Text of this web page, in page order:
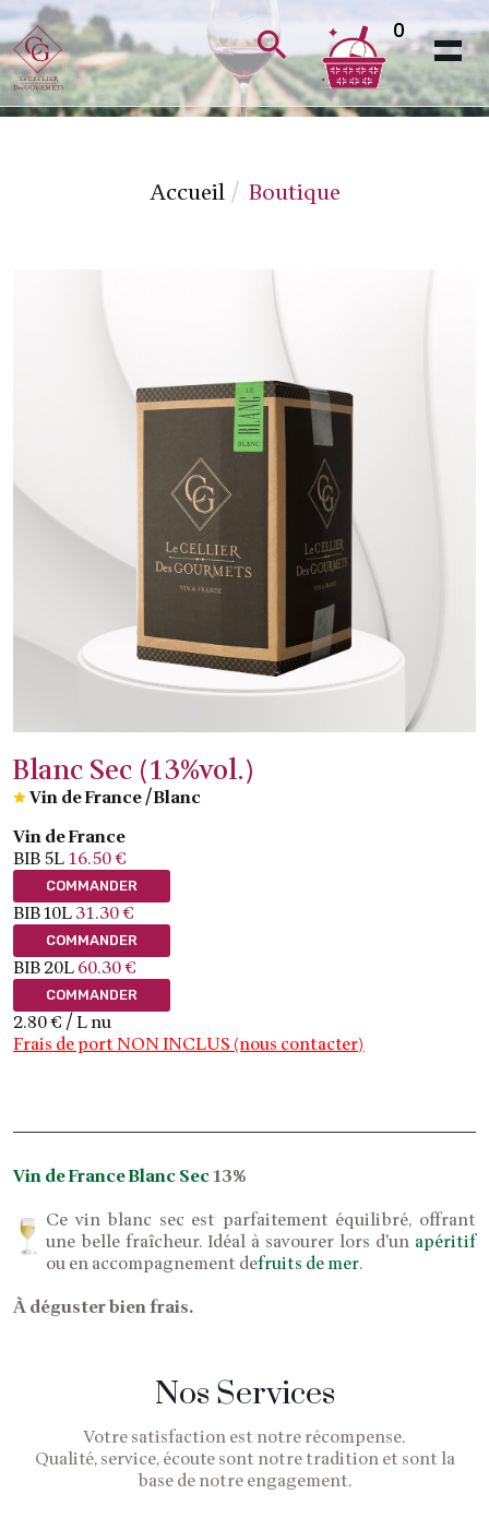
0
Accueil Boutique
Blanc Sec (13%vol.)
Vin de France/Blanc
Vin de France
BIB 5L16.50 €
COMMANDER
BIB 10L31.30 €
COMMANDER
BIB 20L60.30 €
COMMANDER
2.80 € / L nu
Frais de port NON INCLUS (nous contacter)
Vin de France Blanc Sec13%
Ce vin blanc sec est parfaitement équilibré, offrant
une belle fraîcheur. Idéal à savourer lors d'un apéritif
ou en accompagnement defruits de mer.
À déguster bien frais.
Nos Services
Votre satisfaction est notre récompense.
Qualité, service, écoute sont notre tradition et sont la
base de notre engagement.